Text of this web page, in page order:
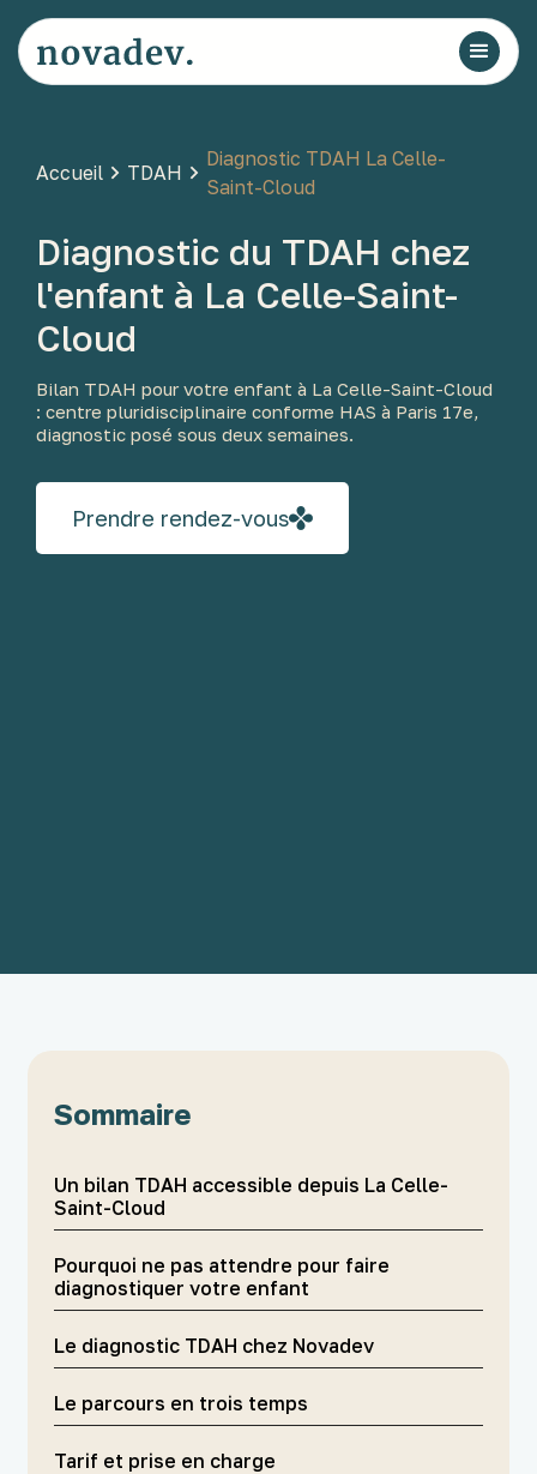
Accueil TDAH
Diagnostic TDAH La Celle-
Saint-Cloud
Diagnostic du TDAH chez
l'enfant à La Celle-Saint-
Cloud
Bilan TDAH pour votre enfant à La Celle-Saint-Cloud
: centre pluridisciplinaire conforme HAS à Paris 17e,
diagnostic posé sous deux semaines.
Prendre rendez-vous
Sommaire
Un bilan TDAH accessible depuis La Celle-
Saint-Cloud
Pourquoi ne pas attendre pour faire
diagnostiquer votre enfant
Le diagnostic TDAH chez Novadev
Le parcours en trois temps
Tarif et prise en charge